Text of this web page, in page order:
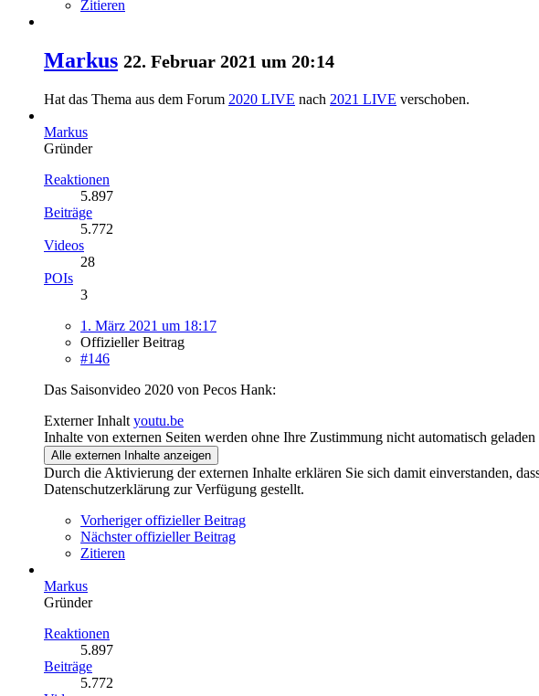
Zitieren
Markus 22. Februar 2021 um 20:14
Hat das Thema aus dem Forum 2020 LIVE nach 2021 LIVE verschoben.
Markus
Gründer
Reaktionen
5.897
Beiträge
5.772
Videos
28
POIs
3
1. März 2021 um 18:17
Offizieller Beitrag
#146
Das Saisonvideo 2020 von Pecos Hank:
Externer Inhalt youtu.be
Inhalte von externen Seiten werden ohne Ihre Zustimmung nicht automatisch geladen
Alle externen Inhalte anzeigen
Durch die Aktivierung der externen Inhalte erklären Sie sich damit einverstanden,
Datenschutzerklärung zur Verfügung gestellt.
Vorheriger offizieller Beitrag
Nächster offizieller Beitrag
Zitieren
Markus
Gründer
Reaktionen
5.897
Beiträge
5.772